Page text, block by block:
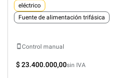
eléctrico
Fuente de alimentación trifásica
Control manual
$ 23.400.000,00sin IVA